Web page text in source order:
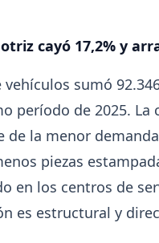
1 2 3 4 5 6
cayó 17,2% y
sumó
período de 2025.
la menor
piezas
en los centros de
es estructural y